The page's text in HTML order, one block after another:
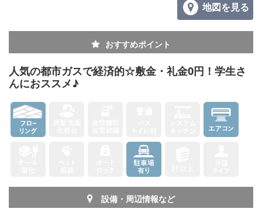
地図を見る
おすすめポイント
人気の都市ガスで経済的☆敷金・礼金0円！学生さ
んにおススメ♪
設備・周辺情報など